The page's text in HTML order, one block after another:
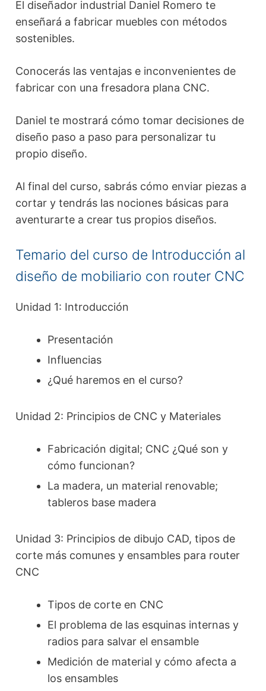
El diseñador industrial Daniel Romero te
enseñará a fabricar muebles con métodos
sostenibles.
Conocerás las ventajas e inconvenientes de
fabricar con una fresadora plana CNC.
Daniel te mostrará cómo tomar decisiones de
diseño paso a paso para personalizar tu
propio diseño.
Al final del curso, sabrás cómo enviar piezas a
cortar y tendrás las nociones básicas para
aventurarte a crear tus propios diseños.
Temario del curso de Introducción al
diseño de mobiliario con router CNC
Unidad 1: Introducción
Presentación
Influencias
¿Qué haremos en el curso?
Unidad 2: Principios de CNC y Materiales
Fabricación digital; CNC ¿Qué son y
cómo funcionan?
La madera, un material renovable;
tableros base madera
Unidad 3: Principios de dibujo CAD, tipos de
corte más comunes y ensambles para router
CNC
Tipos de corte en CNC
El problema de las esquinas internas y
radios para salvar el ensamble
Medición de material y cómo afecta a
los ensambles